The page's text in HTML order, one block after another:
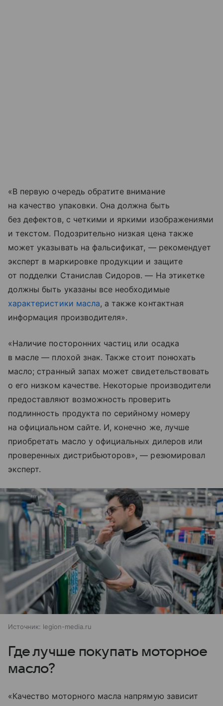
«В первую очередь обратите внимание
на качество упаковки. Она должна быть
без дефектов, с четкими и яркими изображениями
и текстом. Подозрительно низкая цена также
может указывать на фальсификат, — рекомендует
эксперт в маркировке продукции и защите
от подделки Станислав Сидоров. — На этикетке
должны быть указаны все необходимые
характеристики масла, а также контактная
информация производителя».
«Наличие посторонних частиц или осадка
в масле — плохой знак. Также стоит понюхать
масло; странный запах может свидетельствовать
о его низком качестве. Некоторые производители
предоставляют возможность проверить
подлинность продукта по серийному номеру
на официальном сайте. И, конечно же, лучше
приобретать масло у официальных дилеров или
проверенных дистрибьюторов», — резюмировал
эксперт.
Источник: legion-media.ru
Где лучше покупать моторное
масло?
«Качество моторного масла напрямую зависит